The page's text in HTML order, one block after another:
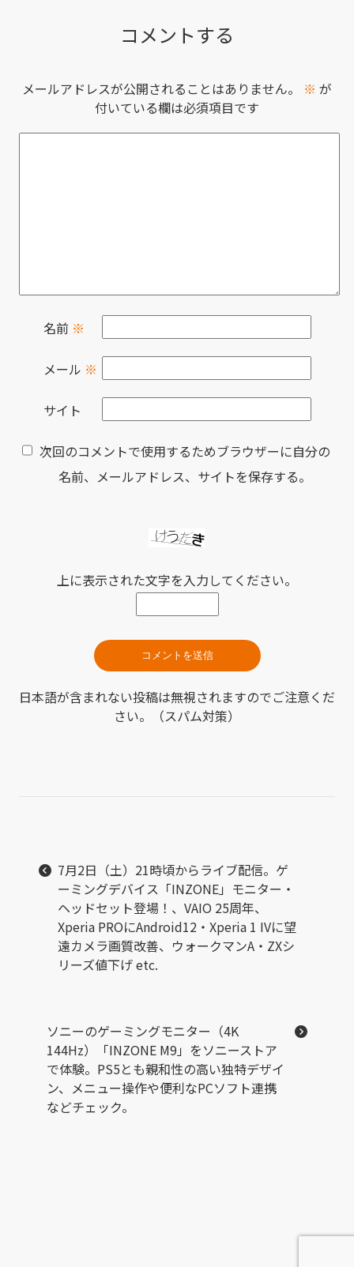
コメントする
メールアドレスが公開されることはありません。 ※ が
付いている欄は必須項目です
名前 ※
メール ※
サイト
次回のコメントで使用するためブラウザーに自分の
名前、メールアドレス、サイトを保存する。
上に表示された文字を入力してください。
日本語が含まれない投稿は無視されますのでご注意くだ
さい。（スパム対策）
7月2日（土）21時頃からライブ配信。ゲ
ーミングデバイス「INZONE」モニター・
ヘッドセット登場！、VAIO 25周年、
Xperia PROにAndroid12・Xperia 1 IVに望
遠カメラ画質改善、ウォークマンA・ZXシ
リーズ値下げ etc.
ソニーのゲーミングモニター（4K
144Hz）「INZONE M9」をソニーストア
で体験。PS5とも親和性の高い独特デザイ
ン、メニュー操作や便利なPCソフト連携
などチェック。